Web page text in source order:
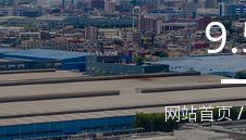
网站首页